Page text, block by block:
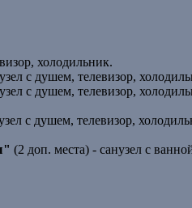
холодильник.
с душем, телевизор,
с душем, телевизор,
с душем, телевизор,
(2 доп. места) - санузел с